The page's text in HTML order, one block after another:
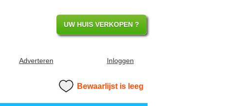
UW HUIS VERKOPEN ?
Adverteren Inloggen
Bewaarlijst is leeg